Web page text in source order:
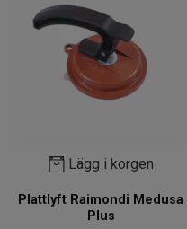
Lägg i korgen
Plattlyft Raimondi Medusa
Plus